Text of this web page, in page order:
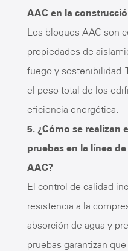
AAC en la
Los bloques AAC son
propiedades de
fuego y sostenibilidad.
el peso total de los
eficiencia energética.
5. ¿Cómo se realizan
pruebas en la línea
AAC?
El control de calidad
resistencia a la
absorción de agua y
pruebas garantizan